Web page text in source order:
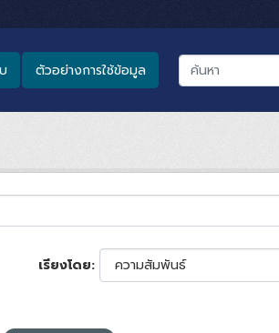
ตัวอย่างการใช้ข้อมูล
เรียงโดย